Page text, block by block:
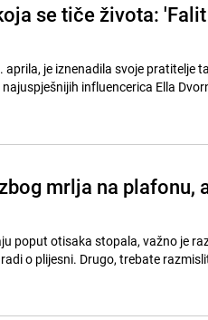
se tiče života: 'Falit
je iznenadila svoje pratitelje
influencerica Ella
mrlja na plafonu,
poput otisaka stopala, važno je
o plijesni. Drugo, trebate